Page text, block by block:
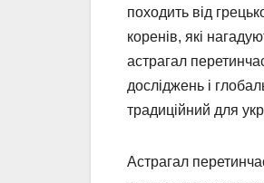
походить від
коренів, які
астрагал
досліджень і
традиційний для
Астрагал